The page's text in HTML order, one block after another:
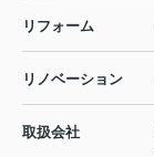
リフォーム
リノベーション
取扱会社